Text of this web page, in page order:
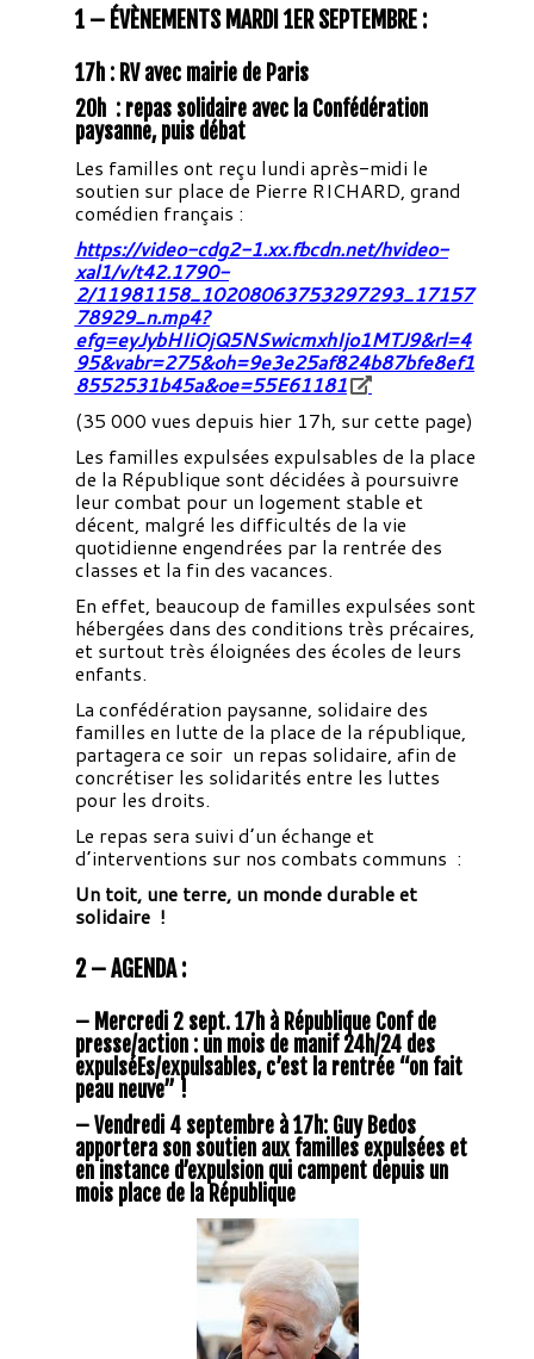
1 – ÉVÈNEMENTS MARDI 1ER SEPTEMBRE :
17h : RV avec mairie de Paris
20h : repas solidaire avec la Confédération
paysanne, puis débat
Les familles ont reçu lundi après-midi le
soutien sur place de Pierre RICHARD, grand
comédien français :
https://video-cdg2-1.xx.fbcdn.net/hvideo-
xal1/v/t42.1790-
2/11981158_10208063753297293_17157
78929_n.mp4?
efg=eyJybHIiOjQ5NSwicmxhIjo1MTJ9&rl=4
95&vabr=275&oh=9e3e25af824b87bfe8ef1
8552531b45a&oe=55E61181
(35 000 vues depuis hier 17h, sur cette page)
Les familles expulsées expulsables de la place
de la République sont décidées à poursuivre
leur combat pour un logement stable et
décent, malgré les difficultés de la vie
quotidienne engendrées par la rentrée des
classes et la fin des vacances.
En effet, beaucoup de familles expulsées sont
hébergées dans des conditions très précaires,
et surtout très éloignées des écoles de leurs
enfants.
La confédération paysanne, solidaire des
familles en lutte de la place de la république,
partagera ce soir un repas solidaire, afin de
concrétiser les solidarités entre les luttes
pour les droits.
Le repas sera suivi d’un échange et
d’interventions sur nos combats communs :
Un toit, une terre, un monde durable et
solidaire !
2 – AGENDA :
– Mercredi 2 sept. 17h à République Conf de
presse/action : un mois de manif 24h/24 des
expulséEs/expulsables, c’est la rentrée “on fait
peau neuve” !
– Vendredi 4 septembre à 17h: Guy Bedos
apportera son soutien aux familles expulsées et
en instance d’expulsion qui campent depuis un
mois place de la République